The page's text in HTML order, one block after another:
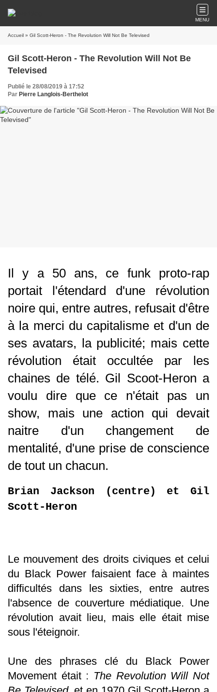
MENU
Accueil » Gil Scott-Heron - The Revolution Will Not Be Televised
Gil Scott-Heron - The Revolution Will Not Be
Televised
Publié le 28/08/2019 à 17:52
Par Pierre Langlois-Berthelot
Il y a 50 ans, ce funk proto-rap
portait l'étendard d'une révolution
noire qui, entre autres, refusait d'être
à la merci du capitalisme et d'un de
ses avatars, la publicité; mais cette
révolution était occultée par les
chaines de télé. Gil Scoot-Heron a
voulu dire que ce n'était pas un
show, mais une action qui devait
naitre d'un changement de
mentalité, d'une prise de conscience
de tout un chacun.
Brian Jackson (centre) et Gil
Scott-Heron
Le mouvement des droits civiques et celui
du Black Power faisaient face à maintes
difficultés dans les sixties, entre autres
l'absence de couverture médiatique. Une
révolution avait lieu, mais elle était mise
sous l'éteignoir.
Une des phrases clé du Black Power
Movement était : The Revolution Will Not